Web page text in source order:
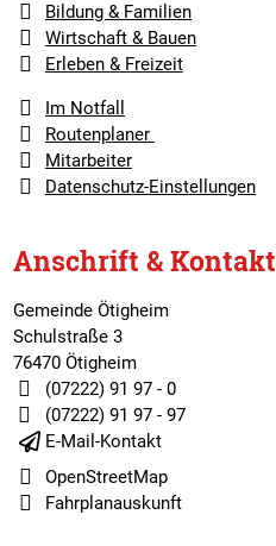
Bildung & Familien
Wirtschaft & Bauen
Erleben & Freizeit
Im Notfall
Routenplaner
Mitarbeiter
Datenschutz-Einstellungen
Anschrift & Kontakt
Gemeinde Ötigheim
Schulstraße 3
76470 Ötigheim
(07222) 91 97 - 0
(07222) 91 97 - 97
E-Mail-Kontakt
OpenStreetMap
Fahrplanauskunft